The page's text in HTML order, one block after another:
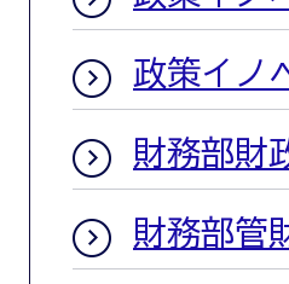
政策イノ
財務部財
財務部管